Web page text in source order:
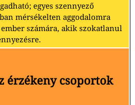
egyes szennyező
mérsékelten aggodalomra
számára, akik szokatlanul
érzékeny csoportok